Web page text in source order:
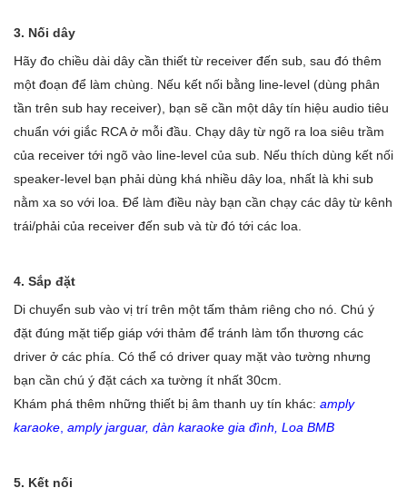
3. Nối dây
Hãy đo chiều dài dây cần thiết từ receiver đến sub, sau đó thêm
một đoạn để làm chùng. Nếu kết nối bằng line-level (dùng phân
tần trên sub hay receiver), bạn sẽ cần một dây tín hiệu audio tiêu
chuẩn với giắc RCA ở mỗi đầu. Chạy dây từ ngõ ra loa siêu trầm
của receiver tới ngõ vào line-level của sub. Nếu thích dùng kết nối
speaker-level bạn phải dùng khá nhiều dây loa, nhất là khi sub
nằm xa so với loa. Để làm điều này bạn cần chạy các dây từ kênh
trái/phải của receiver đến sub và từ đó tới các loa.
4. Sắp đặt
Di chuyển sub vào vị trí trên một tấm thảm riêng cho nó. Chú ý
đặt đúng mặt tiếp giáp với thảm để tránh làm tổn thương các
driver ở các phía. Có thể có driver quay mặt vào tường nhưng
bạn cần chú ý đặt cách xa tường ít nhất 30cm.
Khám phá thêm những thiết bị âm thanh uy tín khác: amply
karaoke, amply jarguar, dàn karaoke gia đình, Loa BMB
5. Kết nối